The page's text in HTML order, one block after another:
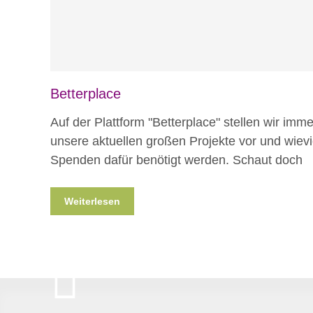
Betterplace
Auf der Plattform "Betterplace" stellen wir
unsere aktuellen großen Projekte vor und
Spenden dafür benötigt werden. Schaut doch
Weiterlesen